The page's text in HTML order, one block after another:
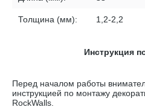
Толщина (мм): 1,2-2,2
Инструкция
Перед началом работы
инструкцией по монтажу
RockWalls